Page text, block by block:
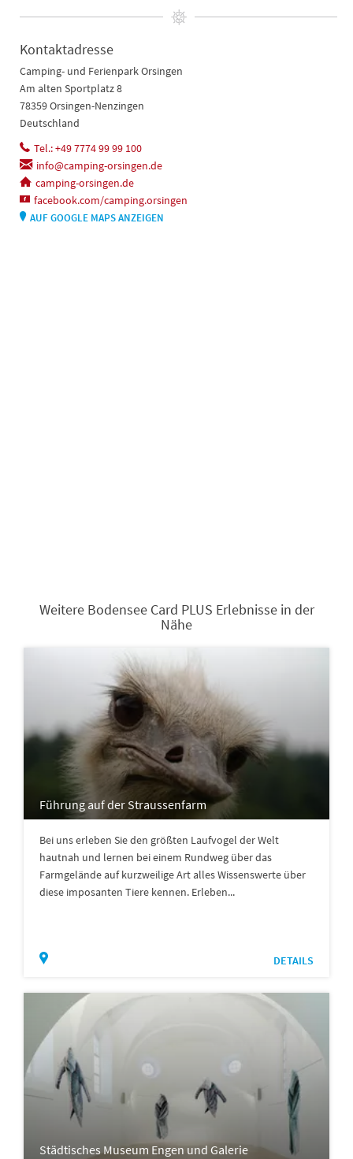
Kontaktadresse
Camping- und Ferienpark Orsingen
Am alten Sportplatz 8
78359 Orsingen-Nenzingen
Deutschland
Tel.: +49 7774 99 99 100
info@camping-orsingen.de
camping-orsingen.de
facebook.com/camping.orsingen
AUF GOOGLE MAPS ANZEIGEN
Weitere Bodensee Card PLUS Erlebnisse in der
Nähe
Führung auf der Straussenfarm
Bei uns erleben Sie den größten Laufvogel der Welt
hautnah und lernen bei einem Rundweg über das
Farmgelände auf kurzweilige Art alles Wissenswerte über
diese imposanten Tiere kennen. Erleben...
DETAILS
Städtisches Museum Engen und Galerie